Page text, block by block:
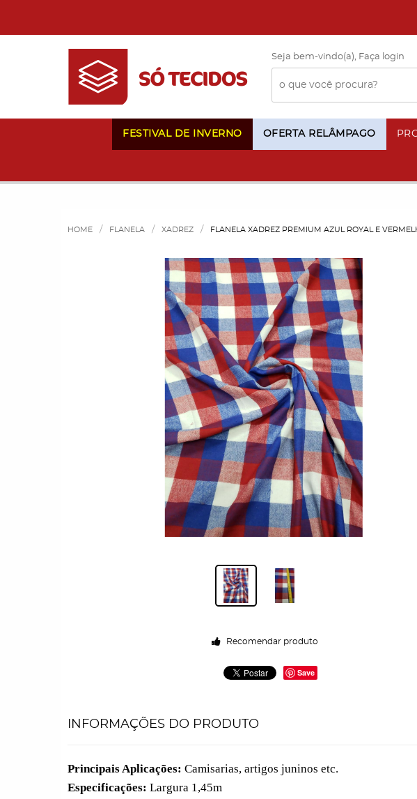
Seja bem-vindo(a), Faça login
FESTIVAL DE INVERNO OFERTA RELÂMPAGO
HOME FLANELA XADREZ FLANELA XADREZ PREMIUM AZUL ROYAL E
Recomendar produto
Save
INFORMAÇÕES DO PRODUTO
Principais Aplicações: Camisarias, artigos juninos etc.
Especificações: Largura 1,45m